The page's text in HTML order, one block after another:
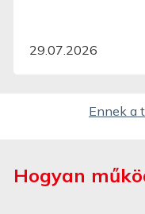
29.07.2026
Ennek a
Hogyan